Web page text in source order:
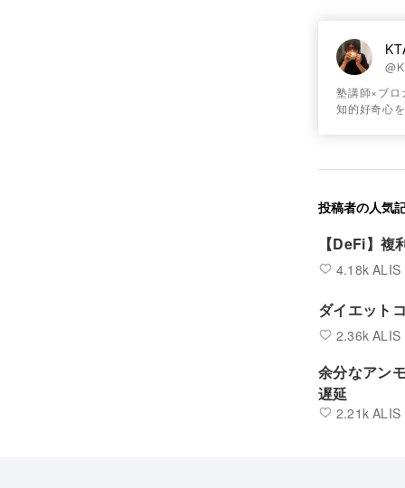
塾講師×ブロ
知的好奇心
投稿者の人気
【DeFi】
4.18k ALIS
ダイエット
2.36k ALIS
余分なアン
遅延
2.21k ALIS